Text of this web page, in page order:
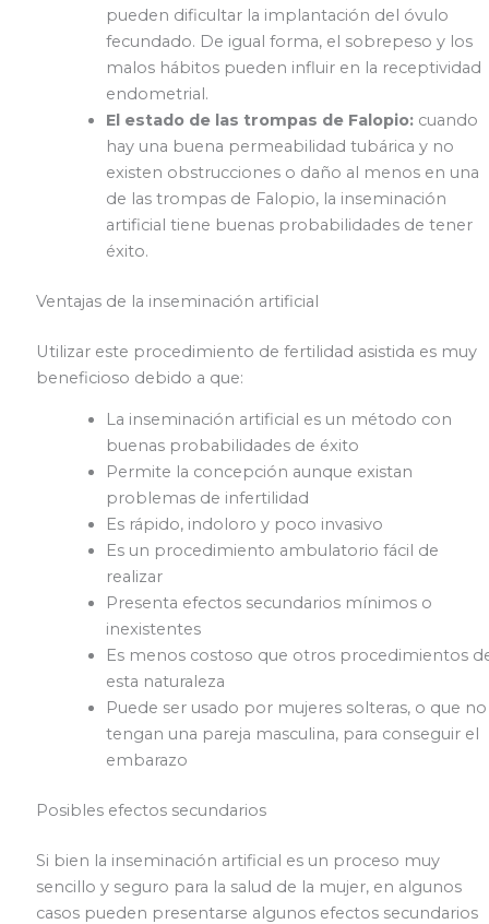
pueden dificultar la implantación del óvulo
fecundado. De igual forma, el sobrepeso y los
malos hábitos pueden influir en la receptividad
endometrial.
El estado de las trompas de Falopio:cuando
hay una buena permeabilidad tubárica y no
existen obstrucciones o daño al menos en una
de las trompas de Falopio, la inseminación
artificial tiene buenas probabilidades de tener
éxito.
Ventajas de la inseminación artificial
Utilizar este procedimiento de fertilidad asistida es muy
beneficioso debido a que:
La inseminación artificial es un método con
buenas probabilidades de éxito
Permite la concepción aunque existan
problemas de infertilidad
Es rápido, indoloro y poco invasivo
Es un procedimiento ambulatorio fácil de
realizar
Presenta efectos secundarios mínimos o
inexistentes
Es menos costoso que otros procedimientos
esta naturaleza
Puede ser usado por mujeres solteras, o que no
tengan una pareja masculina, para conseguir el
embarazo
Posibles efectos secundarios
Si bien la inseminación artificial es un proceso muy
sencillo y seguro para la salud de la mujer, en algunos
casos pueden presentarse algunos efectos secundarios